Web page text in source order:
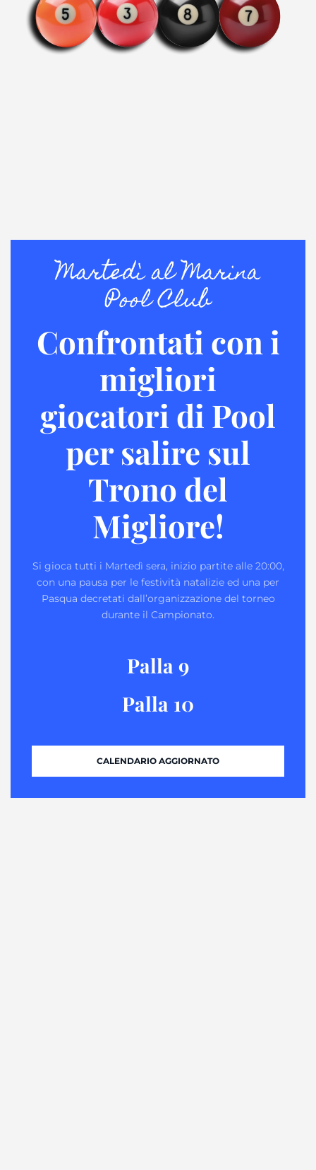
Martedì al Marina
Pool Club
Confrontati con i
migliori
giocatori di Pool
per salire sul
Trono del
Migliore!
Si gioca tutti i Martedì sera, inizio partite alle 20:00,
con una pausa per le festività natalizie ed una per
Pasqua decretati dall’organizzazione del torneo
durante il Campionato.
Palla 9
Palla 10
CALENDARIO AGGIORNATO